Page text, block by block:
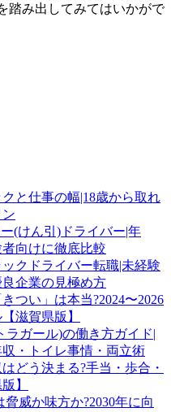
踏み出してみてはいかがで
と仕事の幅|18歳から取れ
(けん引)ドライバー|年
向けに徹底比較
クドライバー転職|未経験
企業の見極め方
つい」は本当?2024〜2026
滋賀県版】
ガール)の働き方ガイド|
・トイレ事情・両立術
どう決まる?手当・歩合・
】
威か味方か?2030年に向